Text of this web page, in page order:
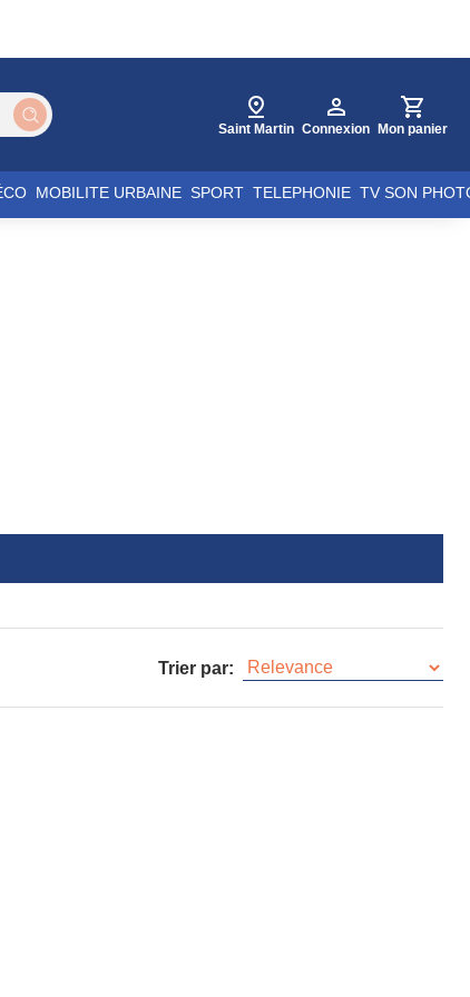
Saint Martin Connexion Mon panier
MOBILITE URBAINE SPORT TELEPHONIE TV SON
Trier par: